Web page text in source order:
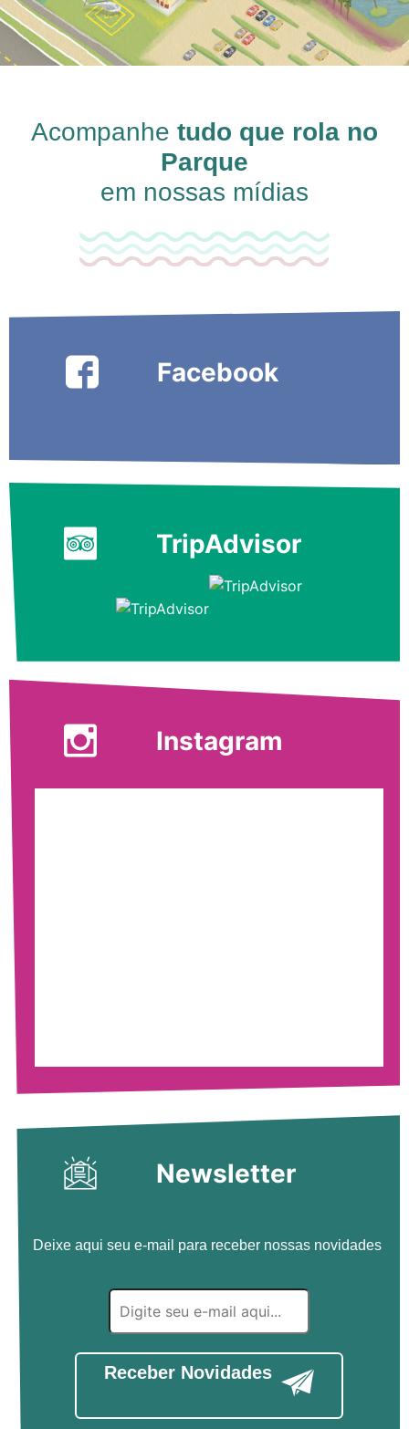
Acompanhe tudo que rola no
Parque
em nossas mídias
Facebook
TripAdvisor
Instagram
Newsletter
Deixe aqui seu e-mail para receber nossas novidades
Receber Novidades